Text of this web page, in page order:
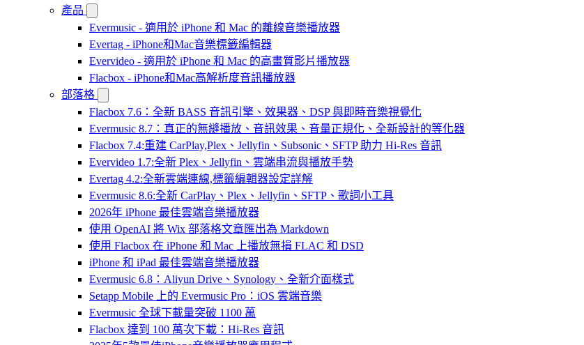
產品
Evermusic - 適用於 iPhone 和 Mac 的離線音樂播放器
Evertag - iPhone和Mac音樂標籤編輯器
Evervideo - 適用於 iPhone 和 Mac 的高畫質影片播放器
Flacbox - iPhone和Mac高解析度音訊播放器
部落格
Flacbox 7.6：全新 BASS 音訊引擎、效果器、DSP 與即時音樂視覺化
Evermusic 8.7：真正的無縫播放、音訊效果、音量正規化、全新設計的等化器
Flacbox 7.4:重建 CarPlay,Plex、Jellyfin、Subsonic、SFTP 助力 Hi-Res 音訊
Evervideo 1.7:全新 Plex、Jellyfin、雲端串流與播放手勢
Evertag 4.2:全新雲端連線,標籤編輯器設定詳解
Evermusic 8.6:全新 CarPlay、Plex、Jellyfin、SFTP、歌詞小工具
2026年 iPhone 最佳雲端音樂播放器
使用 OpenAI 將 Wix 部落格文章匯出為 Markdown
使用 Flacbox 在 iPhone 和 Mac 上播放無損 FLAC 和 DSD
iPhone 和 iPad 最佳雲端音樂播放器
Evermusic 6.8：Aliyun Drive、Synology、全新介面樣式
Setapp Mobile 上的 Evermusic Pro：iOS 雲端音樂
Evermusic 全球下載量突破 1100 萬
Flacbox 達到 100 萬次下載：Hi-Res 音訊